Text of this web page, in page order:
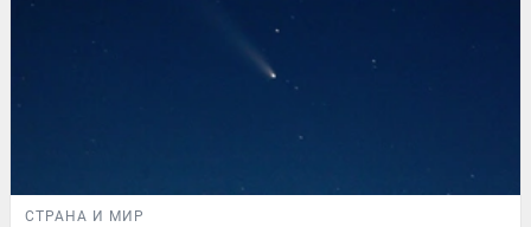
СТРАНА И МИР